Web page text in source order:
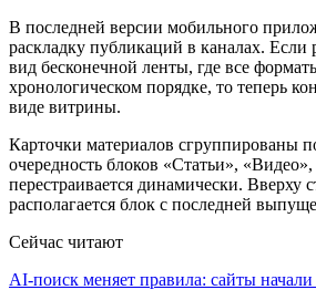
В последней версии мобильного
раскладку публикаций в каналах. Если
вид бесконечной ленты, где все
хронологическом порядке, то теперь
виде витрины.
Карточки материалов сгруппированы
очередность блоков «Статьи»,
перестраивается динамически. Вверху
располагается блок с последней
Сейчас читают
AI-поиск меняет правила: сайты